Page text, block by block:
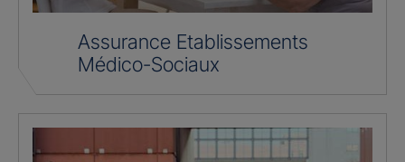
Assurance Etablissements
Médico-Sociaux